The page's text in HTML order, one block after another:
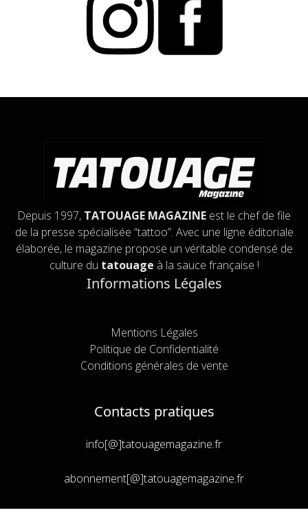
Depuis 1997, TATOUAGE MAGAZINE est le chef de file
de la presse spécialisée “tattoo”. Avec une ligne éditoriale
élaborée, le magazine propose un véritable condensé de
culture du tatouage à la sauce française !
Informations Légales
Mentions Légales
Politique de Confidentialité
Conditions générales de vente
Contacts pratiques
info[@]tatouagemagazine.fr
abonnement[@]tatouagemagazine.fr